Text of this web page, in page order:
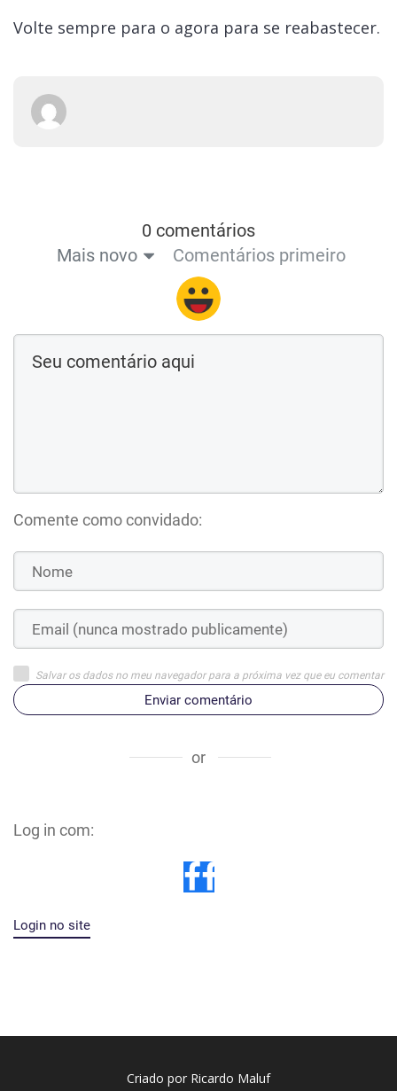
Volte sempre para o agora para se reabastecer.
0 comentários
Mais novo
Comentários primeiro
Comente como convidado:
Salvar os dados no meu navegador para a próxima vez que eu comentar
Enviar comentário
or
Log in com:
Login no site
Criado por Ricardo Maluf